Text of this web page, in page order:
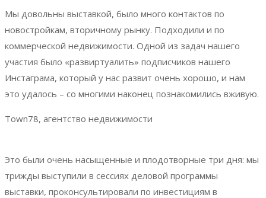
Мы довольны выставкой, было много контактов по
новостройкам, вторичному рынку. Подходили и по
коммерческой недвижимости. Одной из задач нашего
участия было «развиртуалить» подписчиков нашего
Инстаграма, который у нас развит очень хорошо, и нам
это удалось – со многими наконец познакомились вживую.
Town78, агентство недвижимости
Это были очень насыщенные и плодотворные три дня: мы
трижды выступили в сессиях деловой программы
выставки, проконсультировали по инвестициям в